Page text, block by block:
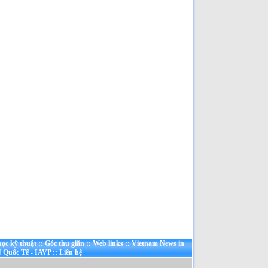
kỹ thuật::Góc thư giãn::Web links::Vietnam News in
Tế - IAVP::Liên hệ